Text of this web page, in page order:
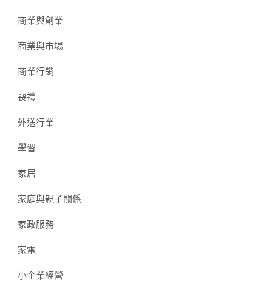
商業與創業
商業與市場
商業行銷
喪禮
外送行業
學習
家居
家庭與親子關係
家政服務
家電
小企業經營